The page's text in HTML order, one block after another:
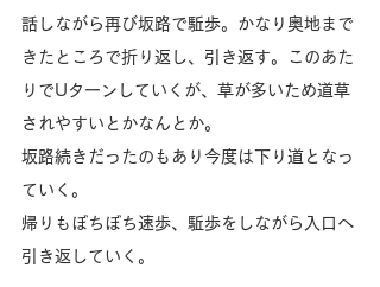
話しながら再び坂路で駈歩。かなり奥地まで
きたところで折り返し、引き返す。このあた
りでUターンしていくが、草が多いため道草
されやすいとかなんとか。
坂路続きだったのもあり今度は下り道となっ
ていく。
帰りもぼちぼち速歩、駈歩をしながら入口へ
引き返していく。